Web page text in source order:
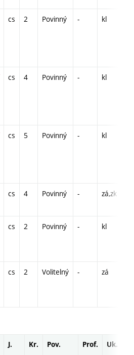
cs 2 Povinný - kl
cs 4 Povinný - kl
cs 5 Povinný - kl
cs 4 Povinný - zá,zk
cs 2 Povinný - kl
cs 2 Volitelný - zá
J. Kr. Pov. Prof. Uk.